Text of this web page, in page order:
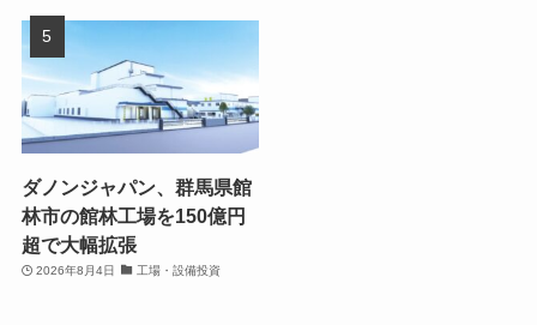
ダノンジャパン、群馬県館
林市の館林工場を150億円
超で大幅拡張
2026年8月4日 工場・設備投資